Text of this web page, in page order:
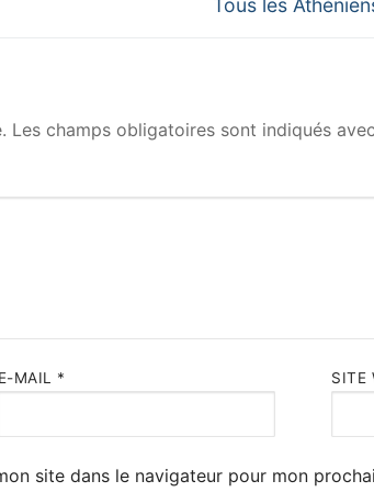
Tous les
Les champs obligatoires sont indiqués avec
E-MAIL * SITE
site dans le navigateur pour mon